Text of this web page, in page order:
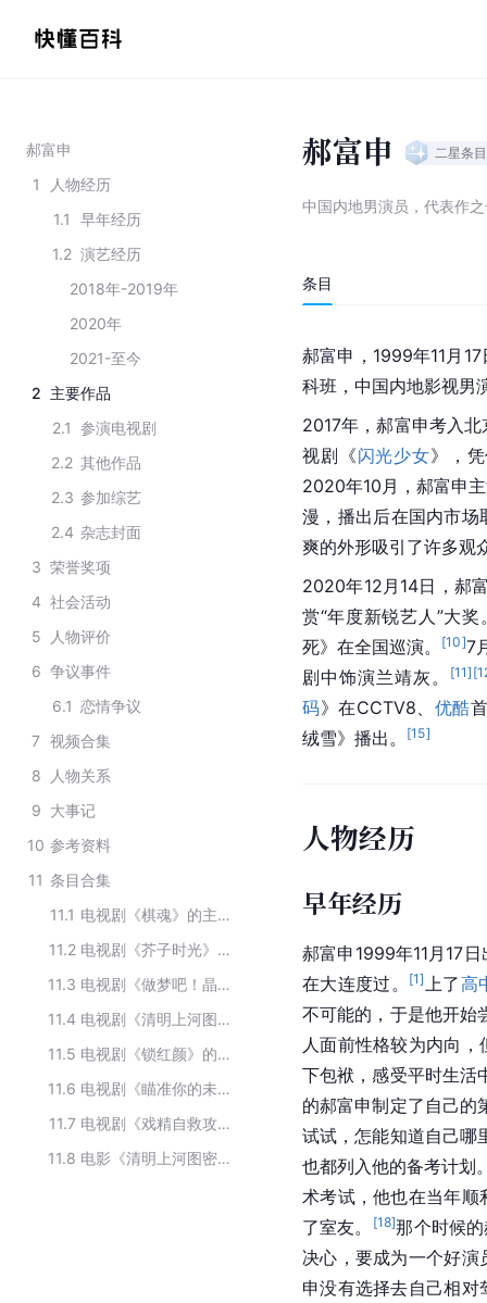
郝富申
1
人物经历
1.1
早年经历
1.2 演艺经历
2018年-2019年
2020年
2021-至今
2 主要作品
2.1 参演电视剧
2.2 其他作品
2.3 参加综艺
2.4 杂志封面
3 荣誉奖项
4 社会活动
5
人物评价
6 争议事件
6.1 恋情争议
7 视频合集
8
人物关系
9 大事记
10 参考资料
11 条目合集
11.1
电视剧《棋魂》的主要演员
11.2
电视剧《芥子时光》的主要演员
11.3
电视剧《做梦吧！晶晶》的主要演员
11.4
电视剧《清明上河图密码》的演职人员
11.5
电视剧《锁红颜》的主要演职人员
11.6
电视剧《瞄准你的未来 》的全部演职员
11.7
电视剧《戏精自救攻略》的主要演员
11.8
电影《清明上河图密码》的演员
郝富申 二星条目
中国内地男演员，代表作
条目
郝富申，1999年11月
科班，中国内地影视男
2017年，郝富申考入
视剧《闪光少女》，
2020年10月，郝富申
漫，播出后在国内市场
爽的外形吸引了许多观
2020年12月14日，郝
赏“年度新锐艺人”大奖
死》在全国巡演。
[10]7
剧中饰演兰靖灰。
[11] [
码》在CCTV8、 优酷
绒雪》播出。
[15]
人物经历
早年经历
郝富申1999年11月17
在大连度过。
[1] 上了高
不可能的，于是他开始
人面前性格较为内向
下包袱，感受平时生活
的郝富申制定了自己
试试，怎能知道自己哪
也都列入他的备考计划
术考试，他也在当年顺
了室友。
[18]那个时候
决心，要成为一个好
申没有选择去自己相